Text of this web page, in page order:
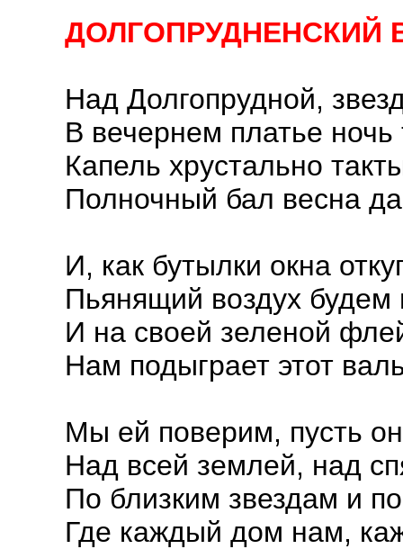
ДОЛГОПРУДНЕНСКИЙ
Над Долгопрудной,
В вечернем платье ночь
Капель хрустально
Полночный бал весна
И, как бутылки окна
Пьянящий воздух будем
И на своей зеленой
Нам подыграет этот
Мы ей поверим, пусть
Над всей землей, над
По близким звездам и
Где каждый дом нам,